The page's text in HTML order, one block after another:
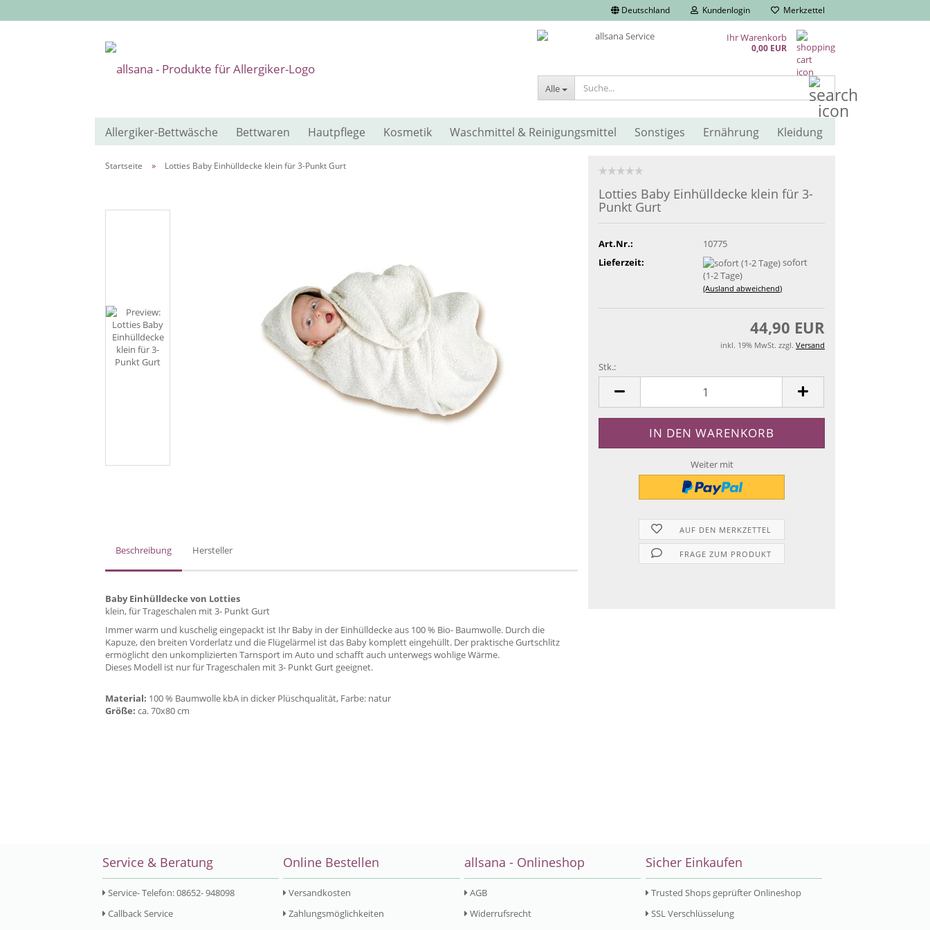
Deutschland Kundenlogin Merkzettel
Alle
Ihr Warenkorb
0,00 EUR
Allergiker-Bettwäsche Bettwaren Hautpflege Kosmetik Waschmittel & Reinigungsmittel Sonstiges Ernährung Kleidung
Startseite » Lotties Baby Einhülldecke klein für 3-Punkt Gurt
Lotties Baby Einhülldecke klein für 3-
Punkt Gurt
Art.Nr.:
10775
Lieferzeit:
sofort
(1-2 Tage)
(Ausland abweichend)
44,90 EUR
inkl. 19% MwSt. zzgl. Versand
Stk.:
Weiter mit
AUF DEN MERKZETTEL
FRAGE ZUM PRODUKT
Beschreibung Hersteller
Baby Einhülldecke von Lotties
klein, für Trageschalen mit 3- Punkt Gurt
Immer warm und kuschelig eingepackt ist Ihr Baby in der Einhülldecke aus 100 % Bio- Baumwolle. Durch die
Kapuze, den breiten Vorderlatz und die Flügelärmel ist das Baby komplett eingehüllt. Der praktische Gurtschlitz
ermöglicht den unkomplizierten Tarnsport im Auto und schafft auch unterwegs wohlige Wärme.
Dieses Modell ist nur für Trageschalen mit 3- Punkt Gurt geeignet.
Material: 100 % Baumwolle kbA in dicker Plüschqualität, Farbe: natur
Größe: ca. 70x80 cm
Service & Beratung
Service- Telefon: 08652- 948098
Callback Service
Online Bestellen
Versandkosten
Zahlungsmöglichkeiten
allsana - Onlineshop
AGB
Widerrufsrecht
Sicher Einkaufen
Trusted Shops geprüfter Onlineshop
SSL Verschlüsselung